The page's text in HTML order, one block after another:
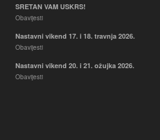
SRETAN VAM USKRS!
Obavijesti
Nastavni vikend 17. i 18. travnja 2026.
Obavijesti
Nastavni vikend 20. i 21. ožujka 2026.
Obavijesti